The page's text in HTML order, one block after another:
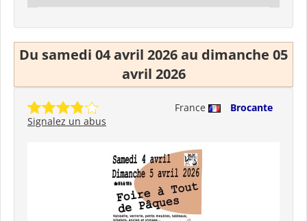
Du samedi 04 avril 2026 au dimanche 05
avril 2026
France
Brocante
Signalez un abus